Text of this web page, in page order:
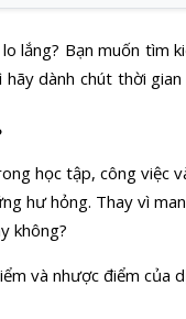
lắng? Bạn muốn tìm
dành chút thời
học tập, công việc
hư hỏng. Thay vì
không?
và nhược điểm của